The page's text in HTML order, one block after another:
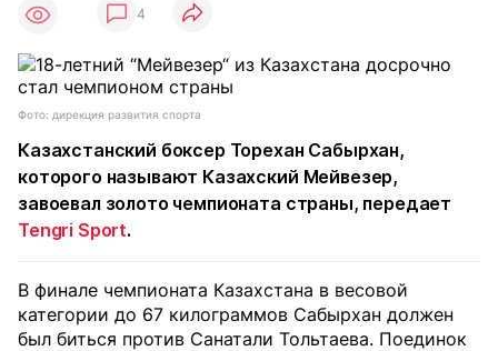
4
Фото: дирекция развития спорта
Казахстанский боксер Торехан Сабырхан,
которого называют Казахский Мейвезер,
завоевал золото чемпионата страны, передает
Tengri Sport.
В финале чемпионата Казахстана в весовой
категории до 67 килограммов Сабырхан должен
был биться против Санатали Тольтаева. Поединок